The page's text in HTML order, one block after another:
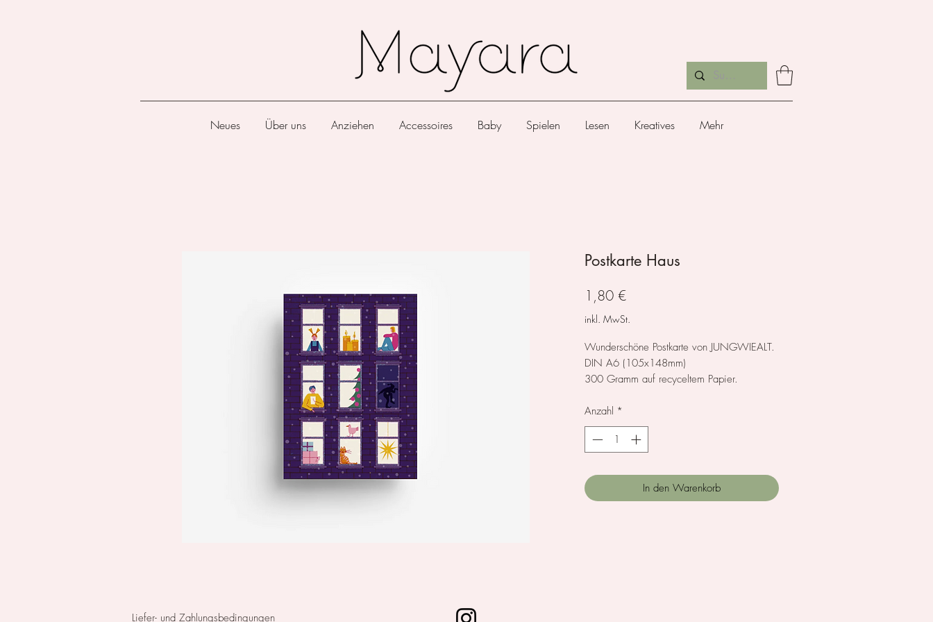
Neues Über uns Anziehen Accessoires Baby Spielen Lesen Kreatives Mehr
Postkarte Haus
1,80 €Preis
inkl. MwSt.
Wunderschöne Postkarte von JUNGWIEALT.
DIN A6 (105x148mm)
300 Gramm auf recyceltem Papier.
Anzahl *
In den Warenkorb
Liefer- und Zahlungsbedingungen